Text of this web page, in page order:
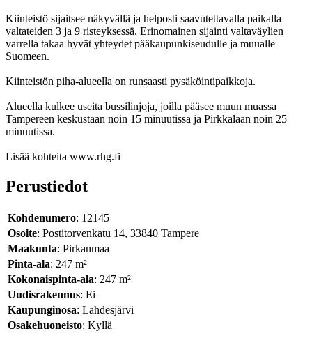
Kiinteistö sijaitsee näkyvällä ja helposti saavutettavalla paikalla
valtateiden 3 ja 9 risteyksessä. Erinomainen sijainti valtaväylien
varrella takaa hyvät yhteydet pääkaupunkiseudulle ja muualle
Suomeen.
Kiinteistön piha-alueella on runsaasti pysäköintipaikkoja.
Alueella kulkee useita bussilinjoja, joilla pääsee muun muassa
Tampereen keskustaan noin 15 minuutissa ja Pirkkalaan noin 25
minuutissa.
Lisää kohteita www.rhg.fi
Perustiedot
Kohdenumero: 12145
Osoite: Postitorvenkatu 14, 33840 Tampere
Maakunta: Pirkanmaa
Pinta-ala: 247 m²
Kokonaispinta-ala: 247 m²
Uudisrakennus: Ei
Kaupunginosa: Lahdesjärvi
Osakehuoneisto: Kyllä